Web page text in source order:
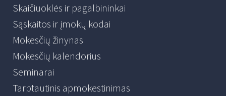
Skaičiuoklės ir pagalbininkai
Sąskaitos ir įmokų kodai
Mokesčių žinynas
Mokesčių kalendorius
Seminarai
Tarptautinis apmokestinimas